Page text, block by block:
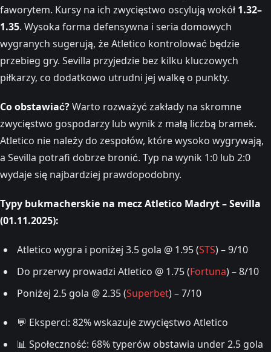
faworytem. Kursy na ich zwycięstwo oscylują wokół 1.32–
1.35. Wysoka forma defensywna i seria domowych
wygranych sugerują, że Atletico kontrolować będzie
przebieg gry. Sevilla przyjedzie bez kilku kluczowych
piłkarzy, co dodatkowo utrudni jej walkę o punkty.
Co obstawiać?Warto rozważyć zakłady na skromne
zwycięstwo gospodarzy lub wynik z małą liczbą bramek.
Atletico nie należy do zespołów, które wysoko wygrywają,
a Sevilla potrafi dobrze bronić. Typ na wynik 1:0 lub 2:0
wydaje się najbardziej prawdopodobny.
Typy bukmacherskie na mecz Atletico Madryt – Sevilla
(01.11.2025):
Atletico wygra i poniżej 3.5 gola @ 1.95 (STS) – 9/10
Do przerwy prowadzi Atletico @ 1.75 (Fortuna) – 8/10
Poniżej 2.5 gola @ 2.35 (Superbet) – 7/10
💬 Eksperci: 82% wskazuje zwycięstwo Atletico
📊 Społeczność: 68% typerów obstawia under 2.5 gola